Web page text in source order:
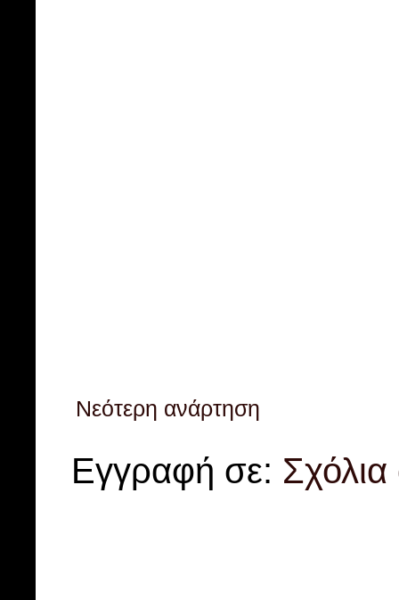
Νεότερη ανάρτηση
Εγγραφή σε: